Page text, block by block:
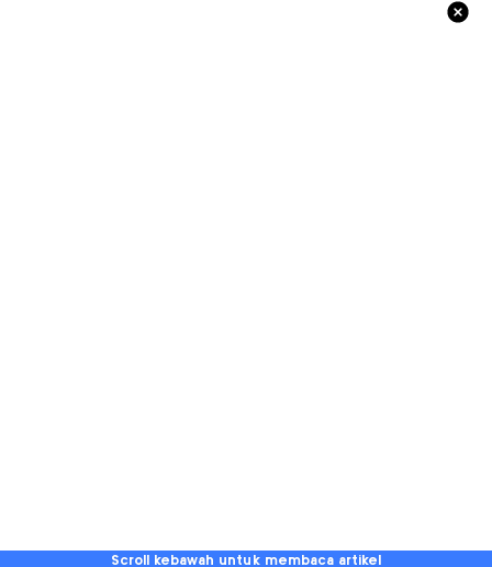
Scroll kebawah untuk membaca artikel